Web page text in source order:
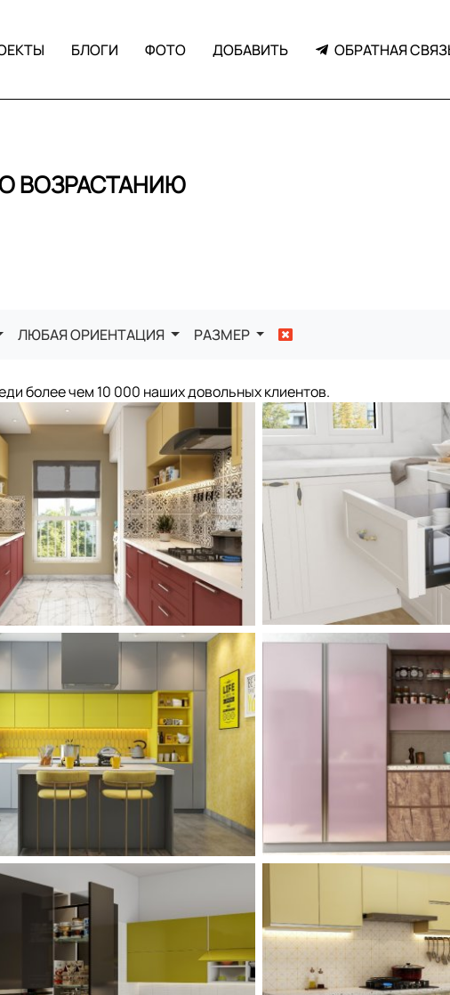
БЛОГИ ФОТО ДОБАВИТЬ ОБРАТНАЯ
ВОЗРАСТАНИЮ
ЛЮБАЯ ОРИЕНТАЦИЯ РАЗМЕР
более чем 10 000 наших довольных клиентов.